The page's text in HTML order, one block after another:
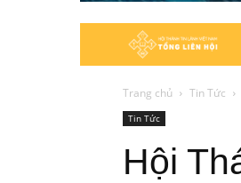
Trang chủ Tin Tức
Tin Tức
Hội